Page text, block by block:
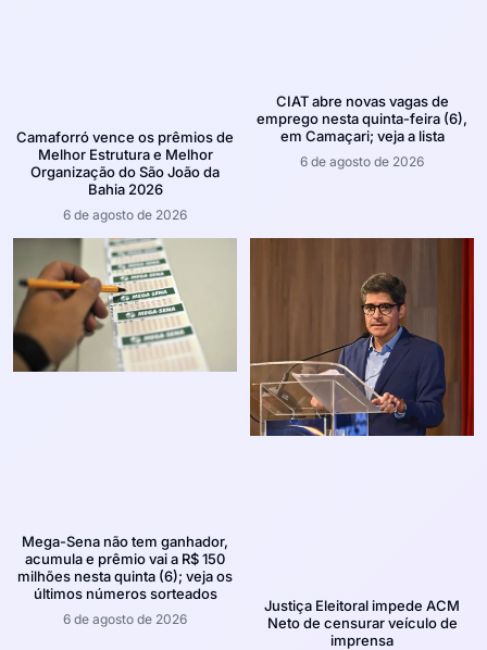
Camaforró vence os prêmios de
Melhor Estrutura e Melhor
Organização do São João da
Bahia 2026
6 de agosto de 2026
CIAT abre novas vagas de
emprego nesta quinta-feira (6),
em Camaçari; veja a lista
6 de agosto de 2026
Mega-Sena não tem ganhador,
acumula e prêmio vai a R$ 150
milhões nesta quinta (6); veja os
últimos números sorteados
6 de agosto de 2026
Justiça Eleitoral impede ACM
Neto de censurar veículo de
imprensa